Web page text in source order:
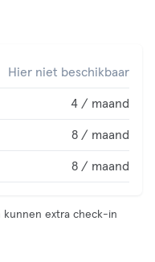
Hier niet beschikbaar
4 / maand
8 / maand
8 / maand
kunnen extra check-in